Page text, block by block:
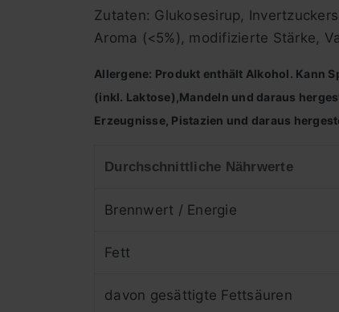
Zutaten: Glukosesirup,
Aroma (<5%), modifizierte Stärke,
Allergene: Produkt enthält Alkohol. Kann
(inkl. Laktose),Mandeln und daraus
Erzeugnisse, Pistazien und daraus
Durchschnittliche Nährwerte
Brennwert / Energie
Fett
davon gesättigte Fettsäuren